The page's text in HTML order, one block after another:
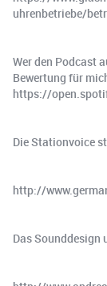
uhrenbetriebe/
Wer den Podcast
Bewertung für
https://
Die Stationvoice
http://
Das Sounddesign